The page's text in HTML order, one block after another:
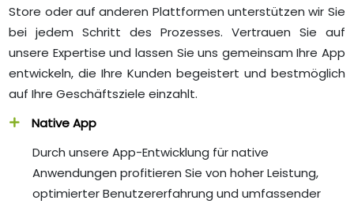
Store oder auf anderen Plattformen unterstützen wir Sie
bei jedem Schritt des Prozesses. Vertrauen Sie auf
unsere Expertise und lassen Sie uns gemeinsam Ihre App
entwickeln, die Ihre Kunden begeistert und bestmöglich
auf Ihre Geschäftsziele einzahlt.
Native App
Durch unsere App-Entwicklung für native
Anwendungen profitieren Sie von hoher Leistung,
optimierter Benutzererfahrung und umfassender